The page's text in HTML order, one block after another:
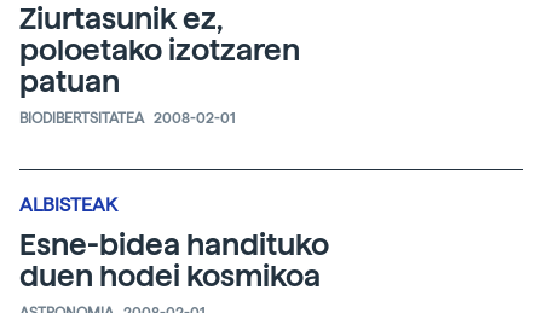
Ziurtasunik ez,
poloetako izotzaren
patuan
BIODIBERTSITATEA 2008-02-01
ALBISTEAK
Esne-bidea handituko
duen hodei kosmikoa